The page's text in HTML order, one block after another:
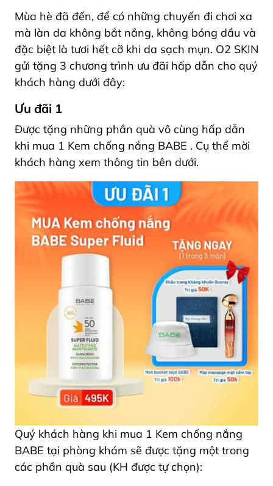
Mùa hè đã đến, để có những chuyến đi chơi xa
mà làn da không bắt nắng, không bóng dầu và
đặc biệt là tươi hết cỡ khi da sạch mụn. O2 SKIN
gửi tặng 3 chương trình ưu đãi hấp dẫn cho quý
khách hàng dưới đây:
Ưu đãi 1
Được tặng những phần quà vô cùng hấp dẫn
khi mua 1 Kem chống nắng BABE . Cụ thể mời
khách hàng xem thông tin bên dưới.
Quý khách hàng khi mua 1 Kem chống nắng
BABE tại phòng khám sẽ được tặng một trong
các phần quà sau (KH được tự chọn):